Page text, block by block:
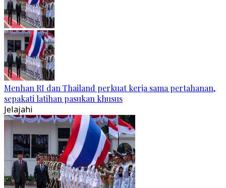
Menhan RI dan Thailand perkuat kerja sama pertahanan,
sepakati latihan pasukan khusus
Jelajahi